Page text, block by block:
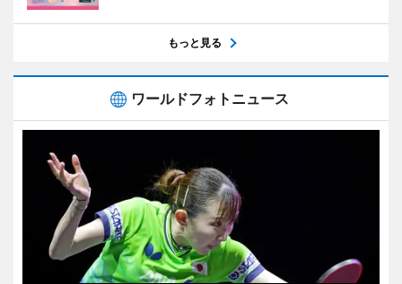
もっと見る
ワールドフォトニュース